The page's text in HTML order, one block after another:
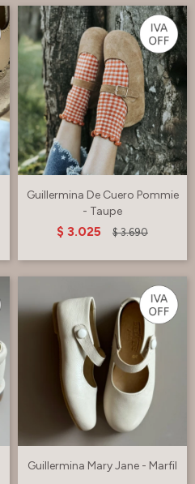
Guillermina De Cuero Pommie
- Taupe
$ 3.025 $ 3.690
Guillermina Mary Jane - Marfil